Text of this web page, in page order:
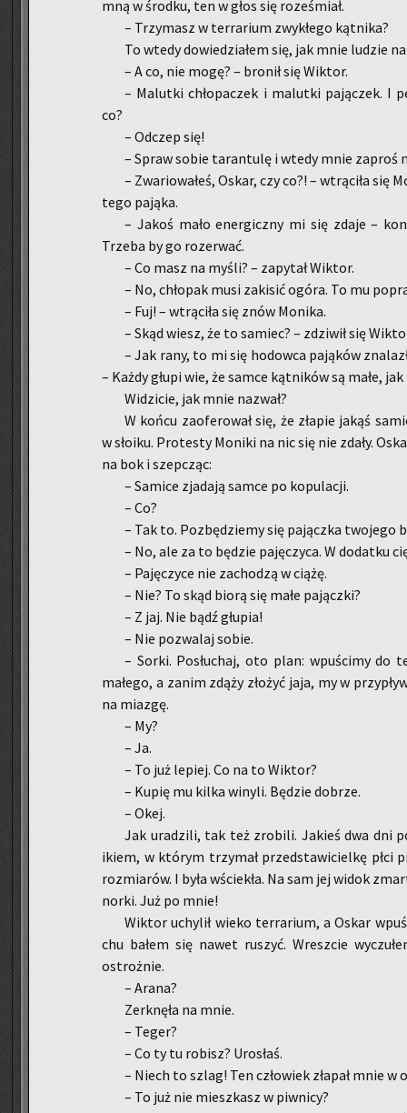
mną w środ­ku, ten w głos się ro­ze­śmiał.
– Trzy­masz w ter­ra­rium zwy­kłe­go kąt­ni­ka?
To wtedy do­wie­dzia­łem się, jak mnie lu­dzie
– A co, nie mogę? – bro­nił się Wik­tor.
– Ma­lut­ki chło­pa­czek i ma­lut­ki pa­ją­czek. I
co?
– Od­czep się!
– Spraw sobie ta­ran­tu­lę i wtedy mnie za­proś
– Zwa­rio­wa­łeś, Oskar, czy co?! – wtrą­ci­ła się
tego pa­ją­ka.
– Jakoś mało ener­gicz­ny mi się zdaje –
Trze­ba by go ro­ze­rwać.
– Co masz na myśli? – za­py­tał Wik­tor.
– No, chło­pak musi za­ki­sić ogóra. To mu
– Fuj! – wtrą­ci­ła się znów Mo­ni­ka.
– Skąd wiesz, że to sa­miec? – zdzi­wił się
– Jak rany, to mi się ho­dow­ca pa­ją­ków
– Każdy głupi wie, że samce kąt­ni­ków są małe,
Wi­dzi­cie, jak mnie na­zwał?
W końcu za­ofe­ro­wał się, że zła­pie jakąś
w sło­iku. Pro­te­sty Mo­ni­ki na nic się nie zdały.
na bok i szep­cząc:
– Sa­mi­ce zja­da­ją samce po ko­pu­la­cji.
– Co?
– Tak to. Po­zbę­dzie­my się pa­jącz­ka two­je­go
– No, ale za to bę­dzie pa­ję­czy­ca. W do­dat­ku
– Pa­ję­czy­ce nie za­cho­dzą w ciążę.
– Nie? To skąd biorą się małe pa­jącz­ki?
– Z jaj. Nie bądź głu­pia!
– Nie po­zwa­laj sobie.
– Sorki. Po­słu­chaj, oto plan: wpu­ści­my do
ma­łe­go, a zanim zdąży zło­żyć jaja, my w
na mia­zgę.
– My?
– Ja.
– To już le­piej. Co na to Wik­tor?
– Kupię mu kilka wi­ny­li. Bę­dzie do­brze.
– Okej.
Jak ura­dzi­li, tak też zro­bi­li. Ja­kieś dwa dni
ikiem, w któ­rym trzy­mał przed­sta­wi­ciel­kę płci
roz­mia­rów. I była wście­kła. Na sam jej widok
norki. Już po mnie!
Wik­tor uchy­lił wieko ter­ra­rium, a Oskar
chu bałem się nawet ru­szyć. Wresz­cie
ostroż­nie.
– Arana?
Zer­k­nę­ła na mnie.
– Teger?
– Co ty tu ro­bisz? Uro­słaś.
– Niech to szlag! Ten czło­wiek zła­pał mnie w
– To już nie miesz­kasz w piw­ni­cy?